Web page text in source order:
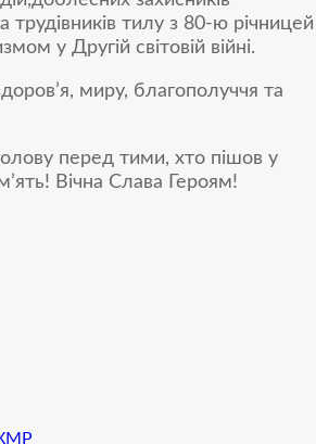
трудівників тилу з 80-ю річницей
у Другій світовій війні.
миру, благополуччя та
перед тими, хто пішов у
Вічна Слава Героям!